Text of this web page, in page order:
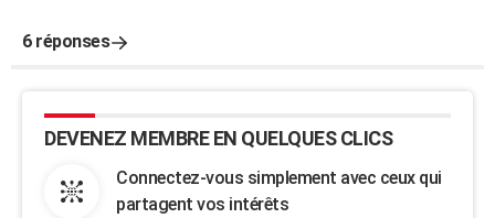
6 réponses
DEVENEZ MEMBRE EN QUELQUES CLICS
Connectez-vous simplement avec ceux qui
partagent vos intérêts